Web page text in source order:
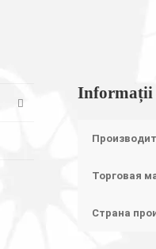
Informații
Торговая
Страна